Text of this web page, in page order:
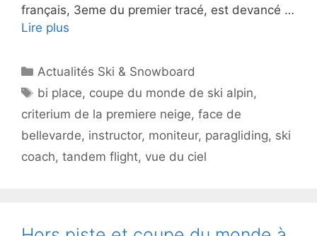
français, 3eme du premier tracé, est devancé …
Lire plus
Catégories
Actualités Ski & Snowboard
Étiquettes
bi place, coupe du monde de ski alpin,
criterium de la premiere neige, face de
bellevarde, instructor, moniteur, paragliding, ski
coach, tandem flight, vue du ciel